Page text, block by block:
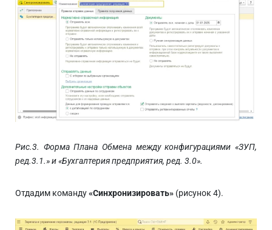
Рис.3. Форма Плана Обмена между конфигурациями «ЗУП,
ред.3.1.» и «Бухгалтерия предприятия, ред. 3.0».
Отдадим команду«Синхронизировать» (рисунок 4).